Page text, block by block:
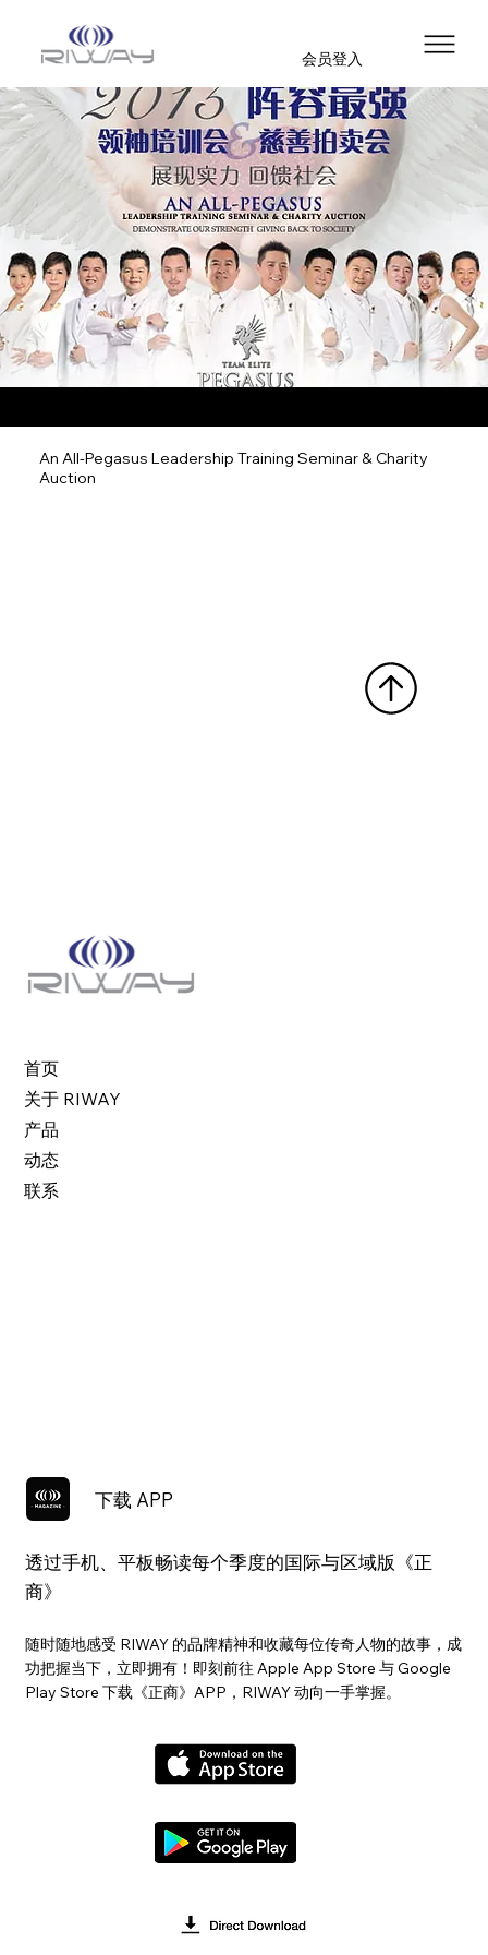
会员登入
An All-Pegasus Leadership Training Seminar & Charity
Auction
首页
关于 RIWAY
产品
动态
联系
下载 APP
透过手机、平板畅读每个季度的国际与区域版《正
商》
随时随地感受 RIWAY 的品牌精神和收藏每位传奇人物的故事，成
功把握当下，立即拥有！即刻前往 Apple App Store 与 Google
Play Store 下载《正商》APP，RIWAY 动向一手掌握。